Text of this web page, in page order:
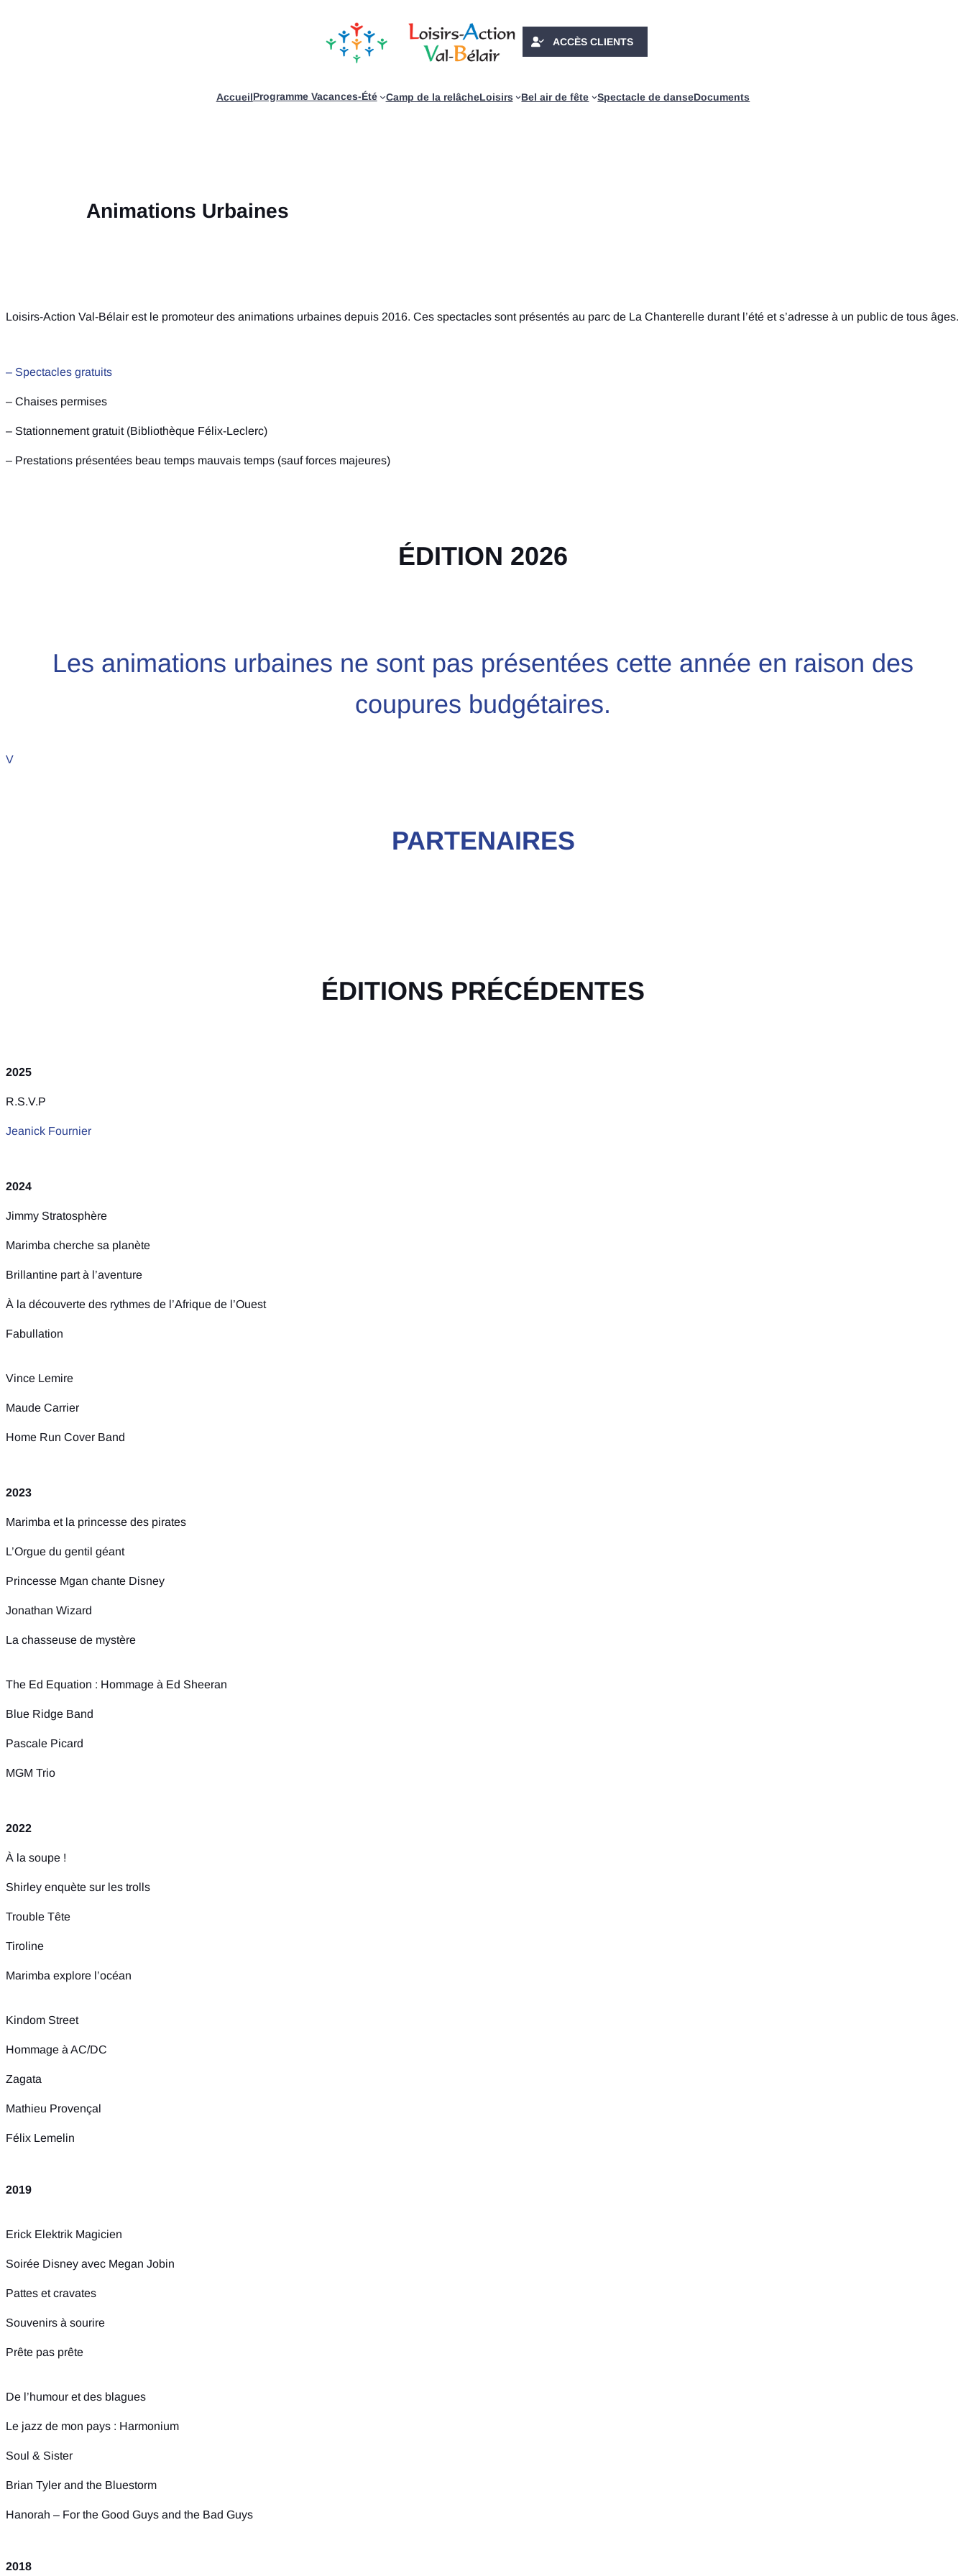
ACCÈS CLIENTS
AccueilProgramme Vacances-Été Camp de la relâcheLoisirs Bel air de fête Spectacle de danseDocuments
Animations Urbaines
Loisirs-Action Val-Bélair est le promoteur des animations urbaines depuis 2016. Ces spectacles sont présentés au parc de La Chanterelle durant l’été et s’adresse à un public de tous âges.
– Spectacles gratuits
– Chaises permises
– Stationnement gratuit (Bibliothèque Félix-Leclerc)
– Prestations présentées beau temps mauvais temps (sauf forces majeures)
ÉDITION 2026
Les animations urbaines ne sont pas présentées cette année en raison des
coupures budgétaires.
V
PARTENAIRES
ÉDITIONS PRÉCÉDENTES
2025
R.S.V.P
Jeanick Fournier
2024
Jimmy Stratosphère
Marimba cherche sa planète
Brillantine part à l’aventure
À la découverte des rythmes de l’Afrique de l’Ouest
Fabullation
Vince Lemire
Maude Carrier
Home Run Cover Band
2023
Marimba et la princesse des pirates
L’Orgue du gentil géant
Princesse Mgan chante Disney
Jonathan Wizard
La chasseuse de mystère
The Ed Equation : Hommage à Ed Sheeran
Blue Ridge Band
Pascale Picard
MGM Trio
2022
À la soupe !
Shirley enquète sur les trolls
Trouble Tête
Tiroline
Marimba explore l’océan
Kindom Street
Hommage à AC/DC
Zagata
Mathieu Provençal
Félix Lemelin
2019
Erick Elektrik Magicien
Soirée Disney avec Megan Jobin
Pattes et cravates
Souvenirs à sourire
Prête pas prête
De l’humour et des blagues
Le jazz de mon pays : Harmonium
Soul & Sister
Brian Tyler and the Bluestorm
Hanorah – For the Good Guys and the Bad Guys
2018